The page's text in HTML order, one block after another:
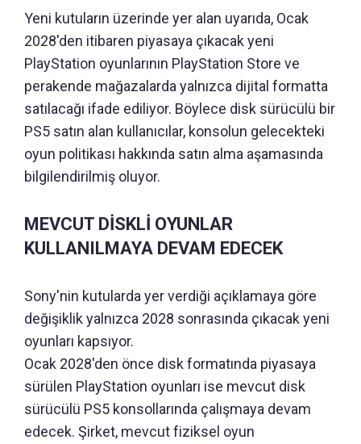
Yeni kutuların üzerinde yer alan uyarıda, Ocak
2028'den itibaren piyasaya çıkacak yeni
PlayStation oyunlarının PlayStation Store ve
perakende mağazalarda yalnızca dijital formatta
satılacağı ifade ediliyor. Böylece disk sürücülü bir
PS5 satın alan kullanıcılar, konsolun gelecekteki
oyun politikası hakkında satın alma aşamasında
bilgilendirilmiş oluyor.
MEVCUT DİSKLİ OYUNLAR
KULLANILMAYA DEVAM EDECEK
Sony'nin kutularda yer verdiği açıklamaya göre
değişiklik yalnızca 2028 sonrasında çıkacak yeni
oyunları kapsıyor.
Ocak 2028'den önce disk formatında piyasaya
sürülen PlayStation oyunları ise mevcut disk
sürücülü PS5 konsollarında çalışmaya devam
edecek. Şirket, mevcut fiziksel oyun